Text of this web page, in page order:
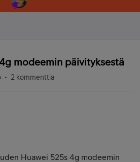
modeemin päivityksestä
2 kommenttia
Huawei 525s 4g modeemin